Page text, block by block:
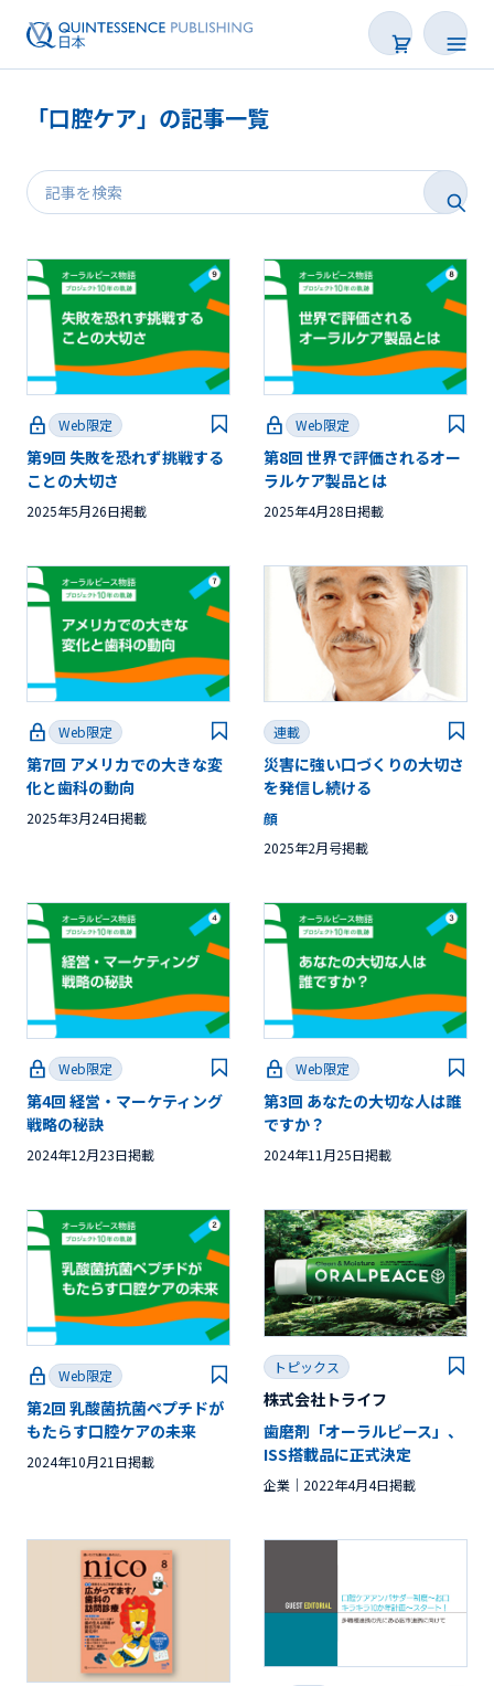
連載
特集
トピックス
Web限定
後で読む
「口腔ケア」の記事一覧
Web限定
第9回 失敗を恐れず挑戦する
ことの大切さ
2025年5月26日掲載
Web限定
第8回 世界で評価されるオー
ラルケア製品とは
2025年4月28日掲載
Web限定
第7回 アメリカでの大きな変
化と歯科の動向
2025年3月24日掲載
連載
災害に強い口づくりの大切さ
を発信し続ける
顔
2025年2月号掲載
Web限定
第4回 経営・マーケティング
戦略の秘訣
2024年12月23日掲載
Web限定
第3回 あなたの大切な人は誰
ですか？
2024年11月25日掲載
Web限定
第2回 乳酸菌抗菌ペプチドが
もたらす口腔ケアの未来
2024年10月21日掲載
トピックス
株式会社トライフ
歯磨剤「オーラルピース」、
ISS搭載品に正式決定
企業 2022年4月4日掲載